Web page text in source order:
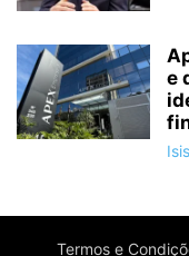
e
Termos e